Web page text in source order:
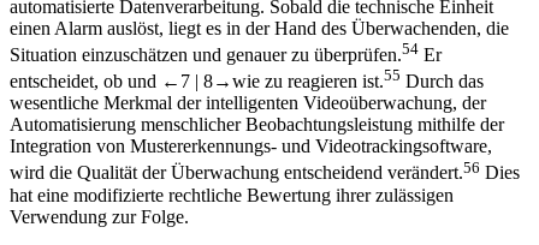
automatisierte Datenverarbeitung. Sobald die technische Einheit
einen Alarm auslöst, liegt es in der Hand des Überwachenden, die
Situation einzuschätzen und genauer zu überprüfen.54 Er
entscheidet, ob und ←7 | 8→wie zu reagieren ist.55 Durch das
wesentliche Merkmal der intelligenten Videoüberwachung, der
Automatisierung menschlicher Beobachtungsleistung mithilfe der
Integration von Mustererkennungs- und Videotrackingsoftware,
wird die Qualität der Überwachung entscheidend verändert.56 Dies
hat eine modifizierte rechtliche Bewertung ihrer zulässigen
Verwendung zur Folge.